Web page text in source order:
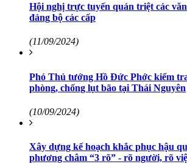
Hội nghị trực tuyến quán triệt các
đảng bộ các cấp
(11/09/2024)
Phó Thủ tướng Hồ Đức Phớc kiểm
phòng, chống lụt bão tại Thái Nguyên
(10/09/2024)
Xây dựng kế hoạch khắc phục hậu
phương châm “3 rõ” - rõ người, rõ